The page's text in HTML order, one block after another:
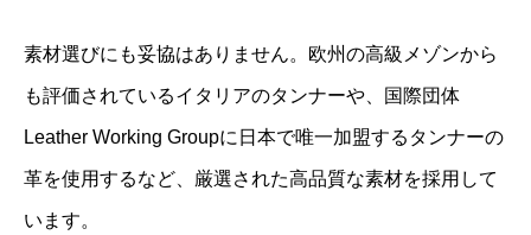
素材選びにも妥協はありません。欧州の高級メゾンから
も評価されているイタリアのタンナーや、国際団体
Leather Working Groupに日本で唯一加盟するタンナーの
革を使用するなど、厳選された高品質な素材を採用して
います。